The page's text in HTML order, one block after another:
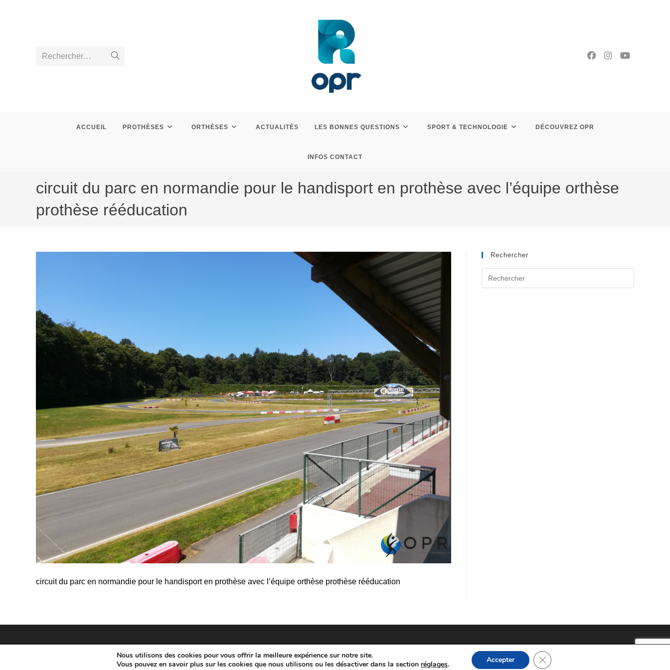
Rechercher…
ACCUEIL PROTHÈSES ORTHÈSES ACTUALITÉS LES BONNES QUESTIONS SPORT & TECHNOLOGIE DÉCOUVREZ OPR
INFOS CONTACT
circuit du parc en normandie pour le handisport en prothèse avec l’équipe orthèse
prothèse rééducation
circuit du parc en normandie pour le handisport en prothèse avec l’équipe orthèse prothèse rééducation
Rechercher
Copyright - WordPress Theme by OceanWP
Nous utilisons des cookies pour vous offrir la meilleure expérience sur notre site.
Vous pouvez en savoir plus sur les cookies que nous utilisons ou les désactiver dans la section réglages. Accepter Fermer la bannière des cookies GDPR